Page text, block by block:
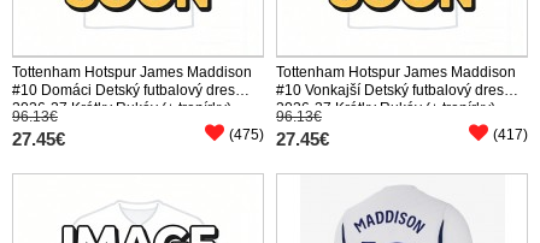
Tottenham Hotspur James Maddison
#10 Domáci Detský futbalový dres
2026-27 Krátky Rukáv (+ trenírky)
96.13€
27.45€ (475)
Tottenham Hotspur James Maddison
#10 Vonkajší Detský futbalový dres
2026-27 Krátky Rukáv (+ trenírky)
96.13€
27.45€ (417)